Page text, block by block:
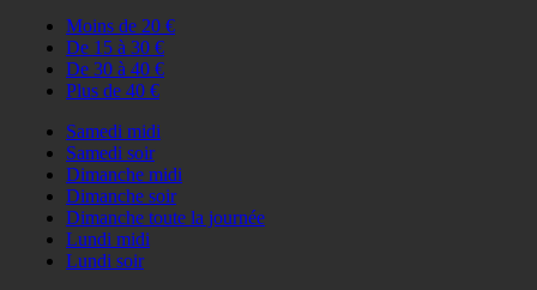
Moins de 20 €
De 15 à 30 €
De 30 à 40 €
Plus de 40 €
Samedi midi
Samedi soir
Dimanche midi
Dimanche soir
Dimanche toute la journée
Lundi midi
Lundi soir